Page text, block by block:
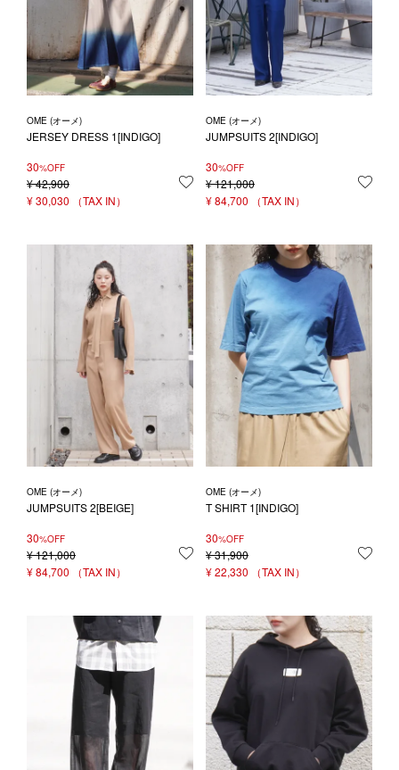
OME (オーメ)
JERSEY DRESS 1[INDIGO]
30%OFF
¥42,900
¥30,030
お気に入りに登録する
OME (オーメ)
JUMPSUITS 2[INDIGO]
30%OFF
¥121,000
¥84,700
OME (オーメ)
JUMPSUITS 2[BEIGE]
30%OFF
¥121,000
¥84,700
お気に入りに登録する
OME (オーメ)
T SHIRT 1[INDIGO]
30%OFF
¥31,900
¥22,330